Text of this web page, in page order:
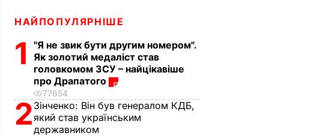
НАЙПОПУЛЯРНІШЕ
1
"Я не звик бути другим номером".
Як золотий медаліст став
головкомом ЗСУ – найцікавіше
про Драпатого
77654
2 Зінченко: Він був генералом КДБ,
який став українським
державником